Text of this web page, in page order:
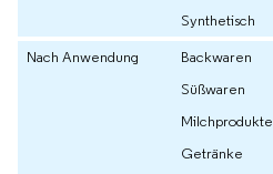
Synthetisch
Nach Anwendung
Backwaren
Süßwaren
Milchprodukte
Getränke